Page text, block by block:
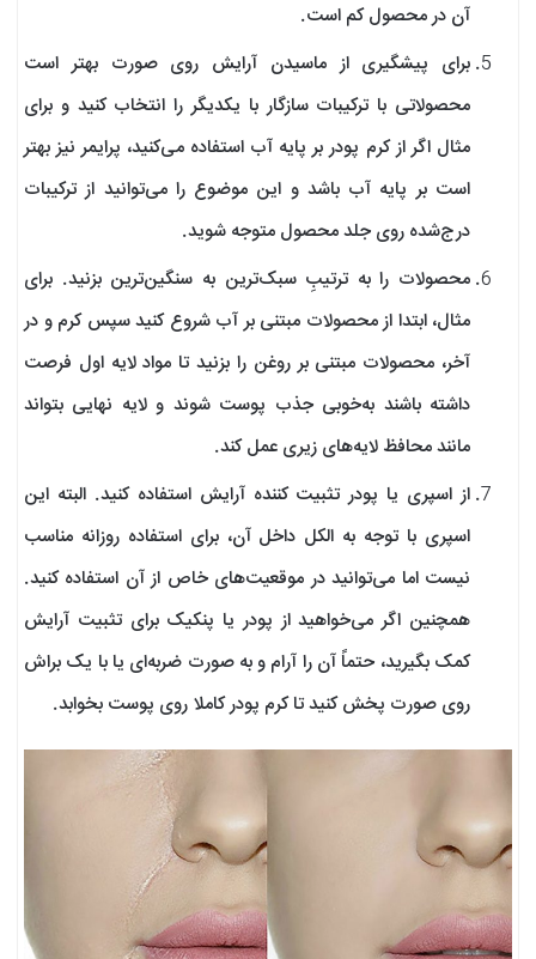
آن در محصول کم است.
برای پیشگیری از ماسیدن آرایش روی صورت بهتر است
محصولاتی با ترکیبات سازگار با یکدیگر را انتخاب کنید و برای
مثال اگر از کرم پودر بر پایه آب استفاده می‌کنید، پرایمر نیز بهتر
است بر پایه آب باشد و این موضوع را می‌توانید از ترکیبات
درج‌شده روی جلد محصول متوجه شوید.
محصولات را به ترتیبِ سبک‌ترین به سنگین‌ترین بزنید. برای
مثال، ابتدا از محصولات مبتنی بر آب شروع کنید سپس کرم و در
آخر، محصولات مبتنی بر روغن را بزنید تا مواد لایه اول فرصت
داشته باشند به‌خوبی جذب پوست شوند و لایه نهایی بتواند
مانند محافظ لایه‌های زیری عمل کند.
از اسپری یا پودر تثبیت کننده آرایش استفاده کنید. البته این
اسپری با توجه به الکل داخل آن، برای استفاده روزانه مناسب
نیست اما می‌توانید در موقعیت‌های خاص از آن استفاده کنید.
همچنین اگر می‌خواهید از پودر یا پنکیک برای تثبیت آرایش
کمک بگیرید، حتماً آن را آرام و به صورت ضربه‌ای یا با یک براش
روی صورت پخش کنید تا کرم پودر کاملا روی پوست بخوابد.